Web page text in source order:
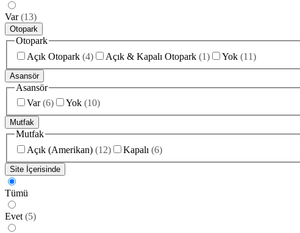
Var (13)
Otopark
Otopark
Açık Otopark (4) Açık & Kapalı Otopark (1) Yok (11)
Asansör
Asansör
Var (6) Yok (10)
Mutfak
Mutfak
Açık (Amerikan) (12) Kapalı (6)
Site İçerisinde
Tümü
Evet (5)